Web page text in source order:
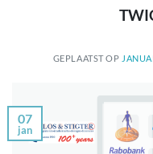
GEPLAATST OP
07
jan